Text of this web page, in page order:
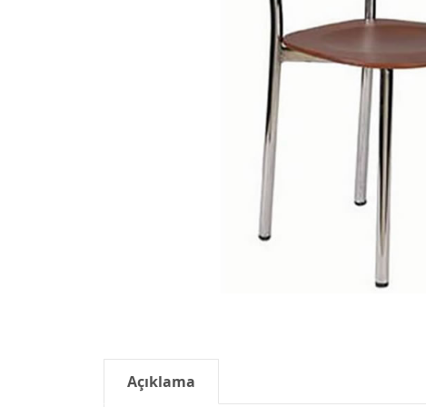
Açıklama